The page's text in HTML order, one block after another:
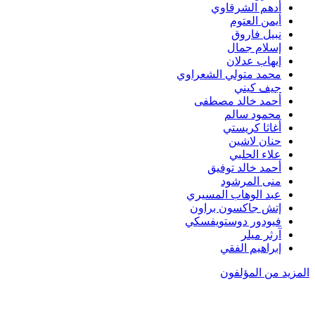
أدهم الشرقاوي
أيمن العتوم
نبيل فاروق
إسلام جمال
إيهاب عدلان
محمد متولي الشعراوي
جيف كيني
أحمد خالد مصطفى
محمود سالم
أغاثا كريستي
حنان لاشين
علاء الحلبي
أحمد خالد توفيق
منى المرشود
عبد الوهاب المسيري
إتش جاكسون براون
فيودور دوستويفسكي
آرثر ميلر
إبراهيم الفقي
المزيد من المؤلفون